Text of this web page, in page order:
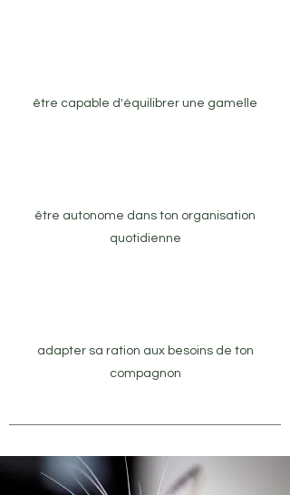
être capable d'équilibrer une gamelle
être autonome dans ton organisation
quotidienne
adapter sa ration aux besoins de ton
compagnon